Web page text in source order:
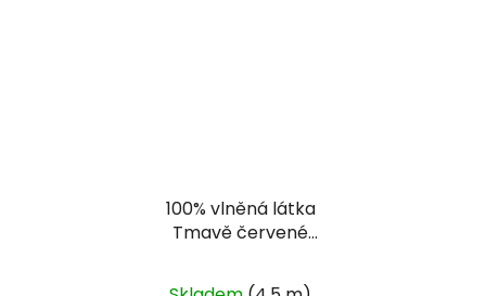
100% vlněná látka
Tmavě červené